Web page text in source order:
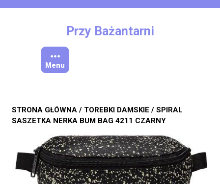
Przy Bażantarni
Menu
STRONA GŁÓWNA / TOREBKI DAMSKIE / SPIRAL
SASZETKA NERKA BUM BAG 4211 CZARNY